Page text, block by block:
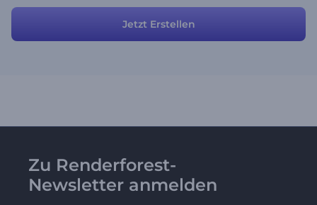
Struktur dieser Voreinstellung bearbeiten oder neue Szenen
hinzufügen. Erstellen Sie Ihr Video, laden Sie es herunter und
erhöhen Sie die Anzahl Ihrer Abonnenten!
Jetzt Erstellen
Zu Renderforest-
Newsletter anmelden